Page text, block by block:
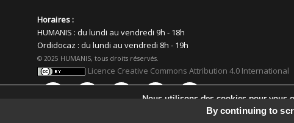
Linkedin
Horaires :
HUMANIS : du lundi au vendredi 9h - 18h
Ordidocaz : du lundi au vendredi 8h - 19h
© 2025 HUMANIS, tous droits réservés.
Licence Creative Commons Attribution 4.0 International
Nous utilisons des cookies pour vous
Vous pouvez en savoir plus sur les
By continuing to